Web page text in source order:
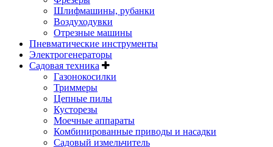
Шлифмашины, рубанки
Воздуходувки
Отрезные машины
Пневматические инструменты
Электрогенераторы
Садовая техника
Газонокосилки
Триммеры
Цепные пилы
Кусторезы
Моечные аппараты
Комбинированные приводы и насадки
Садовый измельчитель